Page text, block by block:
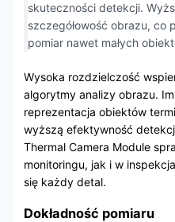
skuteczności detekcji.
szczegółowość obrazu, co
pomiar nawet małych
Wysoka rozdzielczość
algorytmy analizy obrazu.
reprezentacja obiektów
wyższą efektywność
Thermal Camera Module
monitoringu, jak i w
się każdy detal.
Dokładność pomiaru